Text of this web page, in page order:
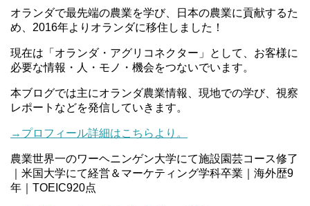
オランダで最先端の農業を学び、日本の農業に貢献するた
め、2016年よりオランダに移住しました！
現在は「オランダ・アグリコネクター」として、お客様に
必要な情報・人・モノ・機会をつないでいます。
本ブログでは主にオランダ農業情報、現地での学び、視察
レポートなどを発信していきます。
→プロフィール詳細はこちらより。
農業世界一のワーヘニンゲン大学にて施設園芸コース修了
｜米国大学にて経営＆マーケティング学科卒業｜海外歴9
年｜TOEIC920点